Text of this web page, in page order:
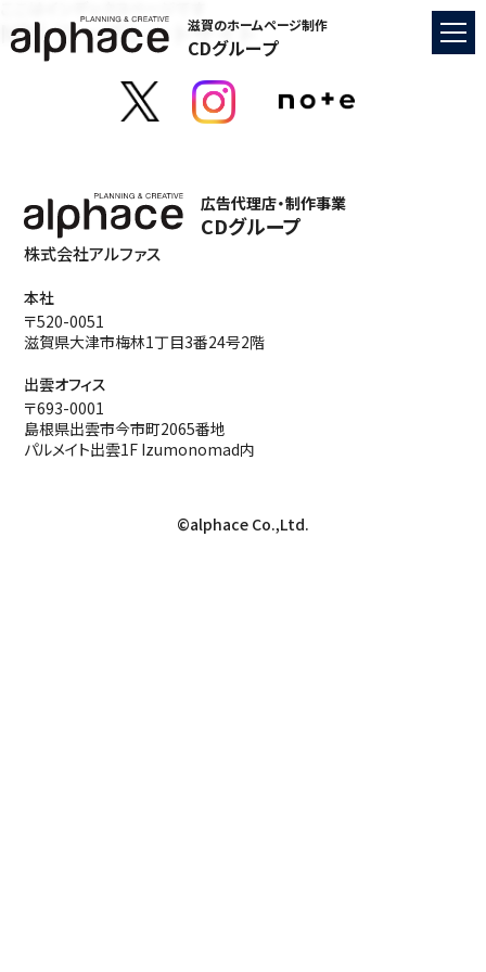
滋賀のホームページ制作
CDグループ
NPS コーポレートサイト
広告代理店・制作事業
CDグループ
株式会社アルファス
本社
〒520-0051
滋賀県大津市梅林1丁目3番24号2階
出雲オフィス
〒693-0001
島根県出雲市今市町2065番地
パルメイト出雲1F Izumonomad内
©alphace Co.,Ltd.